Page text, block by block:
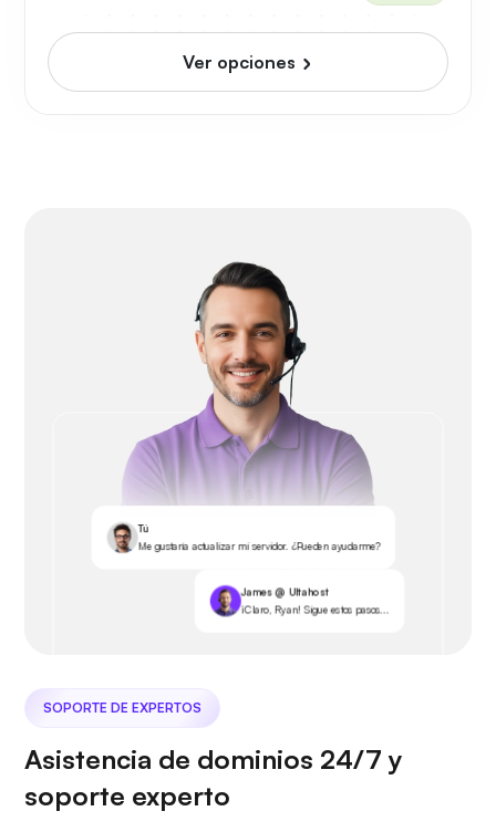
Ver opciones
Tú
Me gustaría actualizar mi servidor. ¿Pueden ayudarme?
James @ Ultahost
¡Claro, Ryan! Sigue estos pasos...
SOPORTE DE EXPERTOS
Asistencia de dominios 24/7 y
soporte experto